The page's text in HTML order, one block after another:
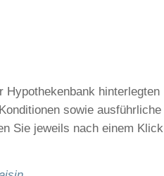
Hypothekenbank hinterlegten
sowie ausführliche
Sie jeweils nach einem Klick